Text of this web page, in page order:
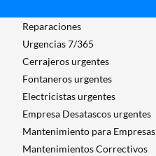
Reparaciones
Urgencias 7/365
Cerrajeros urgentes
Fontaneros urgentes
Electricistas urgentes
Empresa Desatascos urgentes
Mantenimiento para Empresas​
Mantenimientos Correctivos